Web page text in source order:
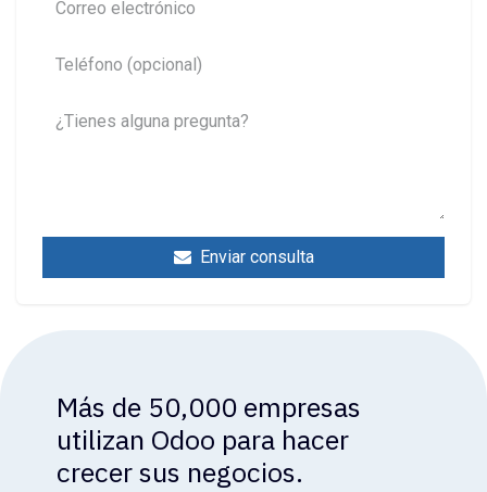
Enviar consulta
Más de 50,000 empresas
utilizan Odoo para hacer
crecer sus negocios.